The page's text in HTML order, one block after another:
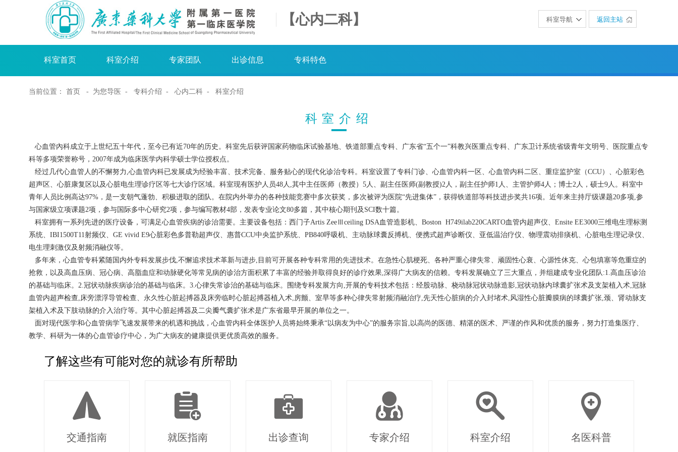
【心内二科】 科室导航 返回主站
科室首页 科室介绍 专家团队 出诊信息 专科特色
当前位置： 首页 - 为您导医 - 专科介绍 - 心内二科 - 科室介绍
科室介绍
心血管內科成立于上世纪五十年代，至今已有近70年的历史。科室先后获评国家药物临床试验基地、铁道部重点专科、广东省“五个一”科教兴医重点专科、广东卫计系统省级青年文明号、医院重点专
科等多项荣誉称号，2007年成为临床医学内科学硕士学位授权点。
经过几代心血管人的不懈努力,心血管内科已发展成为经验丰富、技术完备、服务贴心的现代化诊治专科。科室设置了专科门诊、心血管内科一区、心血管内科二区、重症监护室（CCU）、心脏彩色
超声区、心脏康复区以及心脏电生理诊疗区等七大诊疗区域。科室现有医护人员48人,其中主任医师（教授）5人、副主任医师(副教授)2人，副主任护师1人、主管护师4人；博士2人，硕士9人。科室中
青年人员比例高达97%，是一支朝气蓬勃、积极进取的团队。在院内外举办的各种技能竞赛中多次获奖，多次被评为医院“先进集体”，获得铁道部等科技进步奖共16项。近年来主持厅级课题20多项,参
与国家级立项课题2项，参与国际多中心研究2项，参与编写教材4部，发表专业论文80多篇，其中核心期刊及SCI数十篇。
科室拥有一系列先进的医疗设备，可满足心血管疾病的诊治需要。主要设备包括：西门子Artis ZeeⅢceiling DSA血管造影机、Boston H749ilab220CARTO血管内超声仪、Ensite EE3000三维电生理标测
系统、IBI1500T11射频仪、GE vivid E9心脏彩色多普勒超声仪、惠普CCU中央监护系统、PB840呼吸机、主动脉球囊反搏机、便携式超声诊断仪、亚低温治疗仪、物理震动排痰机、心脏电生理记录仪、
电生理刺激仪及射频消融仪等。
多年来，心血管专科紧随国内外专科发展步伐,不懈追求技术革新与进步,目前可开展各种专科常用的先进技术。在急性心肌梗死、各种严重心律失常、顽固性心衰、心源性休克、心包填塞等危重症的
抢救，以及高血压病、冠心病、高脂血症和动脉硬化等常见病的诊治方面积累了丰富的经验并取得良好的诊疗效果,深得广大病友的信赖。专科发展确立了三大重点，并组建成专业化团队:1.高血压诊治
的基础与临床。2.冠状动脉疾病诊治的基础与临床。3.心律失常诊治的基础与临床。围绕专科发展方向,开展的专科技术包括：经股动脉、桡动脉冠状动脉造影,冠状动脉内球囊扩张术及支架植入术,冠脉
血管内超声检查,床旁漂浮导管检查、永久性心脏起搏器及床旁临时心脏起搏器植入术,房颤、室早等多种心律失常射频消融治疗,先天性心脏病的介入封堵术,风湿性心脏瓣膜病的球囊扩张,颈、肾动脉支
架植入术及下肢动脉的介入治疗等。其中心脏起搏器及二尖瓣气囊扩张术是广东省最早开展的单位之一。
面对现代医学和心血管病学飞速发展带来的机遇和挑战，心血管内科全体医护人员将始终秉承“以病友为中心”的服务宗旨,以高尚的医德、精湛的医术、严谨的作风和优质的服务，努力打造集医疗、
教学、科研为一体的心血管诊疗中心，为广大病友的健康提供更优质高效的服务。
了解这些有可能对您的就诊有所帮助
交通指南 就医指南 出诊查询 专家介绍 科室介绍 名医科普